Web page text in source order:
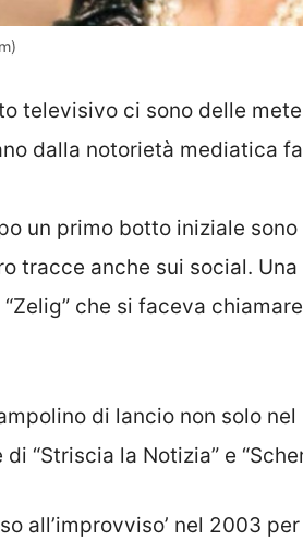
televisivo ci sono delle
dalla notorietà mediatica
un primo botto iniziale
tracce anche sui social.
che si faceva
di lancio non solo
“Striscia la Notizia” e
all’improvviso’ nel 2003